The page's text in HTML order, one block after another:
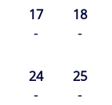
17
-
18
-
24
-
25
-